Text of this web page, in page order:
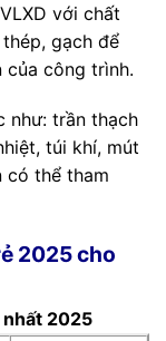
với chất
gạch để
của công trình.
như: trần thạch
túi khí, mút
có thể tham
2025 cho
nhất 2025